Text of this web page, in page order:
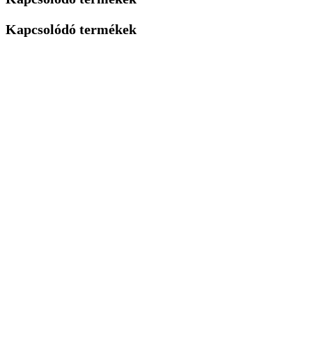
Kapcsolódó termékek